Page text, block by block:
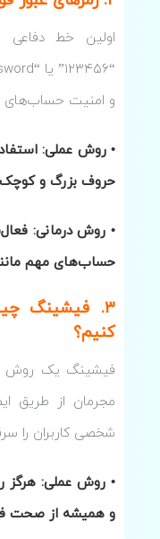
اولین خط دفاعی
و امنیت حساب‌های
• روش عملی:
حروف بزرگ و
• روش درمانی:
حساب‌های مهم
۳. فیشینگ
کنیم؟
فیشینگ یک روش
مجرمان از طریق
شخصی کاربران را
• روش عملی: هرگز
و همیشه از صحت